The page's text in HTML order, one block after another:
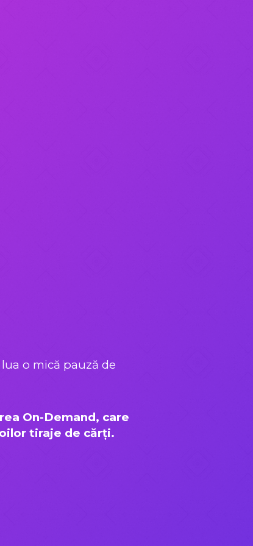
o mică pauză de
On-Demand, care
tiraje de cărți.